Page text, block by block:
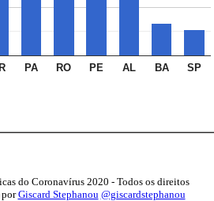
PA RO PE AL BA SP
do Coronavírus 2020 - Todos os direitos
porGiscard Stephanou @giscardstephanou